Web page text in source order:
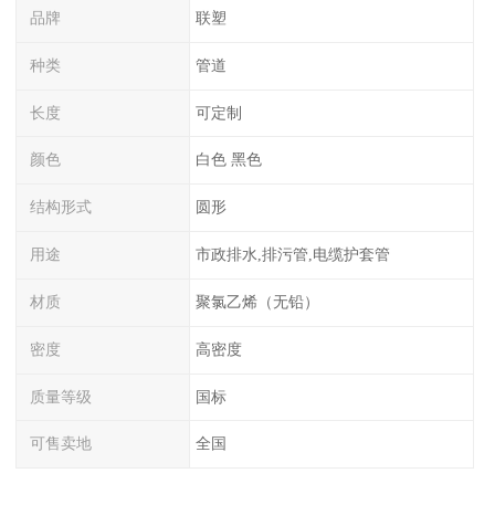
品牌 联塑
种类 管道
长度 可定制
颜色 白色 黑色
结构形式 圆形
用途 市政排水,排污管,电缆护套管
材质 聚氯乙烯（无铅）
密度 高密度
质量等级 国标
可售卖地 全国